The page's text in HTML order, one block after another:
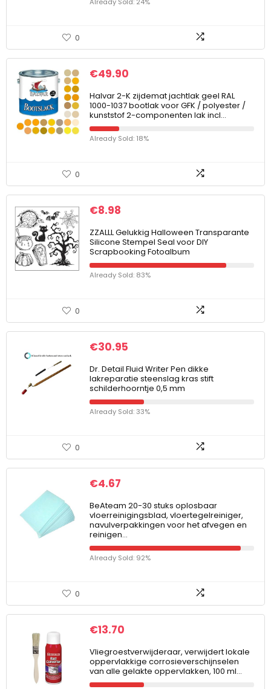
0
€49.90
Halvar 2-K zijdemat jachtlak geel RAL
1000-1037 bootlak voor GFK / polyester /
kunststof 2-componenten lak incl…
Already Sold: 18%
0
€8.98
ZZALLL Gelukkig Halloween Transparante
Silicone Stempel Seal voor DIY
Scrapbooking Fotoalbum
Already Sold: 83%
0
€30.95
Dr. Detail Fluid Writer Pen dikke
lakreparatie steenslag kras stift
schilderhoorntje 0,5 mm
Already Sold: 33%
0
€4.67
BeAteam 20-30 stuks oplosbaar
vloerreinigingsblad, vloertegelreiniger,
navulverpakkingen voor het afvegen en
reinigen…
Already Sold: 92%
0
€13.70
Vliegroestverwijderaar, verwijdert lokale
oppervlakkige corrosieverschijnselen
van alle gelakte oppervlakken, 100 ml…